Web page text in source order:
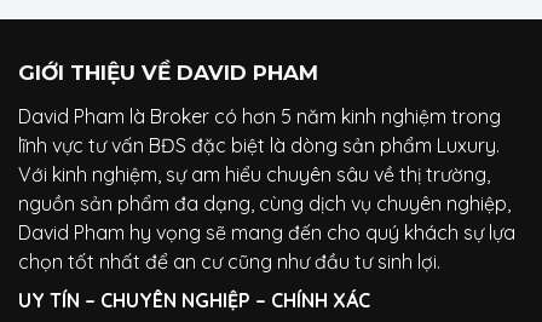
GIỚI THIỆU VỀ DAVID PHAM
David Pham là Broker có hơn 5 năm kinh nghiệm trong
lĩnh vực tư vấn BĐS đặc biệt là dòng sản phẩm Luxury.
Với kinh nghiệm, sự am hiểu chuyên sâu về thị trường,
nguồn sản phẩm đa dạng, cùng dịch vụ chuyên nghiệp,
David Pham hy vọng sẽ mang đến cho quý khách sự lựa
chọn tốt nhất để an cư cũng như đầu tư sinh lợi.
UY TÍN – CHUYÊN NGHIỆP – CHÍNH XÁC